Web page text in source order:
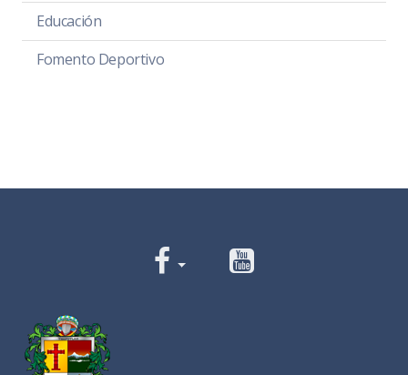
Educación
Fomento Deportivo